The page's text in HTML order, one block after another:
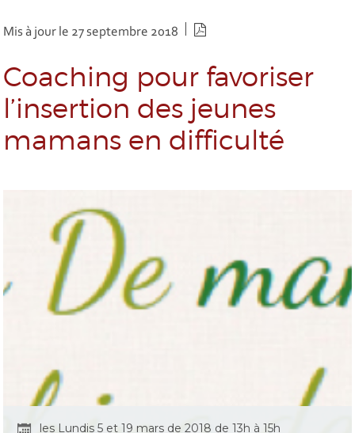
Mis à jour le 27 septembre 2018
Coaching pour favoriser
l’insertion des jeunes
mamans en difficulté
les Lundis 5 et 19 mars de 2018 de 13h à 15h